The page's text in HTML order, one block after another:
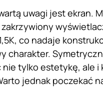
uwagi jest ekran.
co nadaje
charakter.
nie tylko estetykę, ale i
jednak poczekać